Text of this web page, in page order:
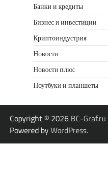
Банки и кредиты
Бизнес и инвестиции
Криптоиндустрия
Новости
Новости плюс
Ноутбуки и планшеты
Copyright © 2026 BC-Graf.ru
Powered byWordPress.